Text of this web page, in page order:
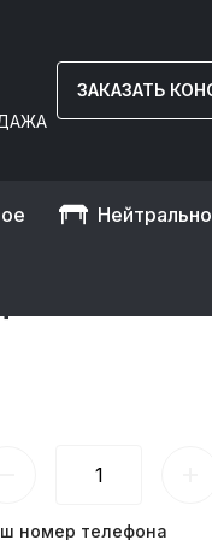
ЗАКАЗАТЬ
-
номер телефона